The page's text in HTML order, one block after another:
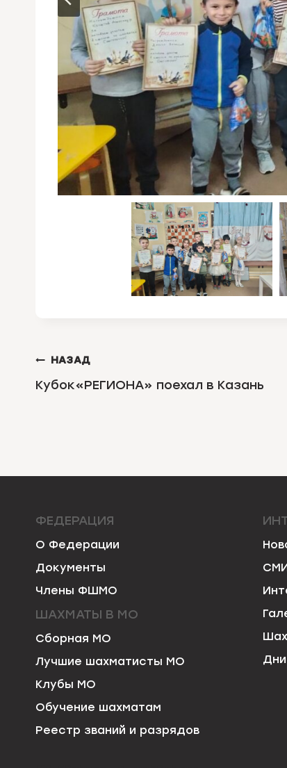
НАВИГАЦИЯ
ПО
НАЗАД
Кубок«РЕГИОНА» поехал в Казань
ФЕДЕРАЦИЯ
О Федерации
Документы
Члены ФШМО
ШАХМАТЫ В МО
Сборная МО
Лучшие шахматисты МО
Клубы МО
Обучение шахматам
Реестр званий и разрядов